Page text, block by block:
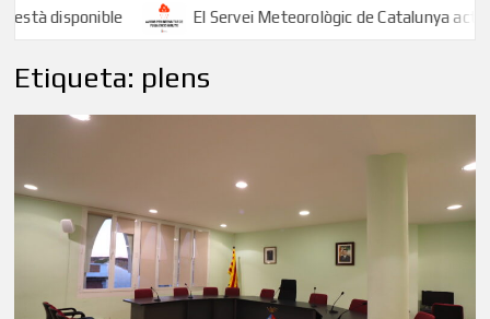
El Servei Meteorològic de Catalunya activa un avís per
Etiqueta: plens